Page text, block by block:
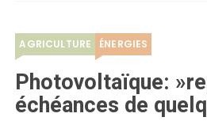
AGRICULTURE ÉNERGIES
Photovoltaïque:
échéances de